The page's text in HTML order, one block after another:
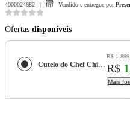
4000024682 Vendido e entregue por
Ofertas disponíveis
Cutelo do Chef Chinês 7 Pol Zwilling Pro Aço Inox Zwilling J.A. Henckels
R$
R$
Mais